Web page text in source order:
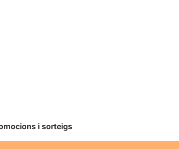
i sorteigs